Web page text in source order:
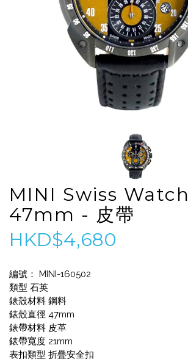
MINI Swiss Watch
47mm - 皮帶
HKD$4,680
編號： MINI-160502
類型 石英
錶殼材料 鋼料
錶殼直徑 47mm
錶帶材料 皮革
錶帶寬度 21mm
表扣類型 折疊安全扣